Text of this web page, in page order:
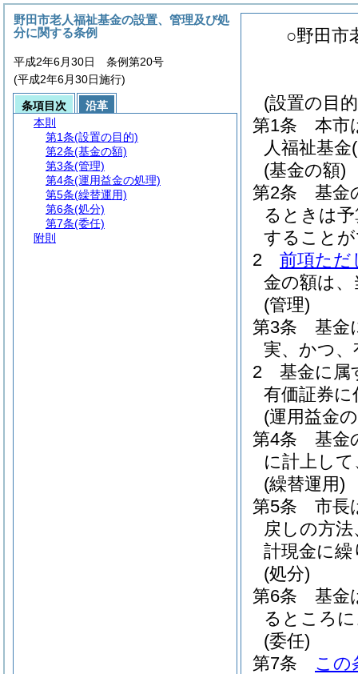
○野田市
(設置の目
第1条
本市
人福祉基金
(基金の額)
第2条
基金
るときは
すること
2
前項ただ
金の額は
(管理)
第3条
基金
実、かつ
2
基金に属
有価証券
(運用益金
第4条
基金
に計上し
(繰替運用)
第5条
市長
戻しの方
計現金に
(処分)
第6条
基金
るところ
(委任)
第7条
この
野田市老人福祉基金の設置、管理及び処
分に関する条例
平成2年6月30日 条例第20号
(平成2年6月30日施行)
条項目次
沿革
本則
第1条(設置の目的)
第2条(基金の額)
第3条(管理)
第4条(運用益金の処理)
第5条(繰替運用)
第6条(処分)
第7条(委任)
附則